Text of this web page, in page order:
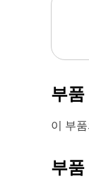
부품
이 부
부품